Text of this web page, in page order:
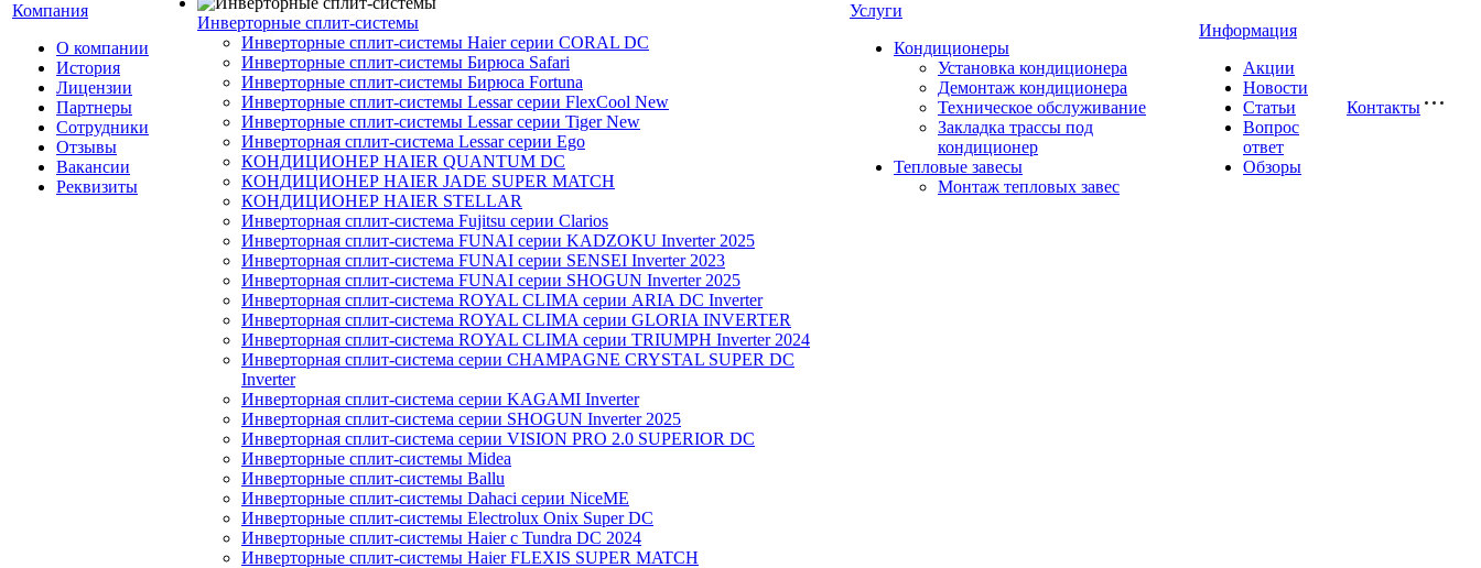
Компания
О компании
История
Лицензии
Партнеры
Сотрудники
Отзывы
Вакансии
Реквизиты
Инверторные сплит-системы
Инверторные сплит-системы Haier серии CORAL DC
Инверторные сплит-системы Бирюса Safari
Инверторные сплит-системы Бирюса Fortuna
Инверторные сплит-системы Lessar серии FlexCool New
Инверторные сплит-системы Lessar серии Tiger New
Инверторная сплит-система Lessar серии Ego
КОНДИЦИОНЕР HAIER QUANTUM DC
КОНДИЦИОНЕР HAIER JADE SUPER MATCH
КОНДИЦИОНЕР HAIER STELLAR
Инверторная сплит-система Fujitsu серии Clarios
Инверторная сплит-система FUNAI серии KADZOKU Inverter 2025
Инверторная сплит-система FUNAI серии SENSEI Inverter 2023
Инверторная сплит-система FUNAI серии SHOGUN Inverter 2025
Инверторная сплит-система ROYAL CLIMA серии ARIA DC Inverter
Инверторная сплит-система ROYAL CLIMA серии GLORIA INVERTER
Инверторная сплит-система ROYAL CLIMA серии TRIUMPH Inverter 2024
Инверторная сплит-система серии CHAMPAGNE CRYSTAL SUPER DC
Inverter
Инверторная сплит-система серии KAGAMI Inverter
Инверторная сплит-система серии SHOGUN Inverter 2025
Инверторная сплит-система серии VISION PRO 2.0 SUPERIOR DC
Инверторные сплит-системы Midea
Инверторные сплит-системы Ballu
Инверторные сплит-системы Dahaci серии NiceME
Инверторные сплит-системы Electrolux Onix Super DC
Инверторные сплит-системы Haier c Tundra DC 2024
Инверторные сплит-системы Haier FLEXIS SUPER MATCH
Услуги
Кондиционеры
Установка кондиционера
Демонтаж кондиционера
Техническое обслуживание
Закладка трассы под
кондиционер
Тепловые завесы
Монтаж тепловых завес
Информация
Акции
Новости
Статьи
Вопрос
ответ
Обзоры
Контакты